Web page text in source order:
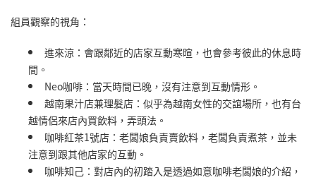
組員觀察的視角：
進來涼：會跟鄰近的店家互動寒暄，也會參考彼此的休息時
間。
Neo咖啡：當天時間已晚，沒有注意到互動情形。
越南果汁店兼理髮店：似乎為越南女性的交誼場所，也有台
越情侶來店內買飲料，弄頭法。
咖啡紅茶1號店：老闆娘負責賣飲料，老闆負責煮茶，並未
注意到跟其他店家的互動。
咖啡知己：對店內的初踏入是透過如意咖啡老闆娘的介紹，